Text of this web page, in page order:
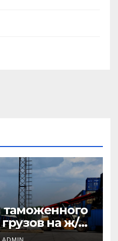
на ж/д
перевозке из